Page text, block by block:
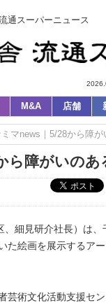
通スーパーニュース
M&A 店舗
マnews｜5/28から障
ら障がいの
細見研介社長）は
た絵画を展示するア
芸術文化活動支援セ